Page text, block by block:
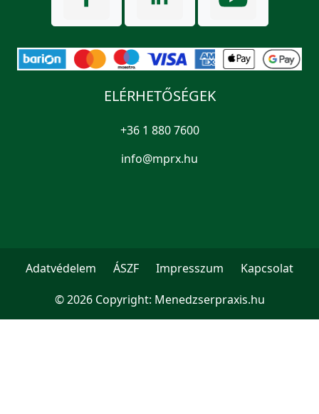
ELÉRHETŐSÉGEK
+36 1 880 7600
info@mprx.hu
Adatvédelem ÁSZF Impresszum
Kapcsolat
© 2026 Copyright: Menedzserpraxis.hu